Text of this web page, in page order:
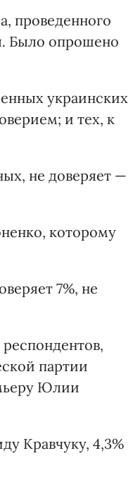
проведенного
Было опрошено
украинских
и тех, к
не доверяет —
которому
7%, не
партии
Юлии
Кравчуку, 4,3%